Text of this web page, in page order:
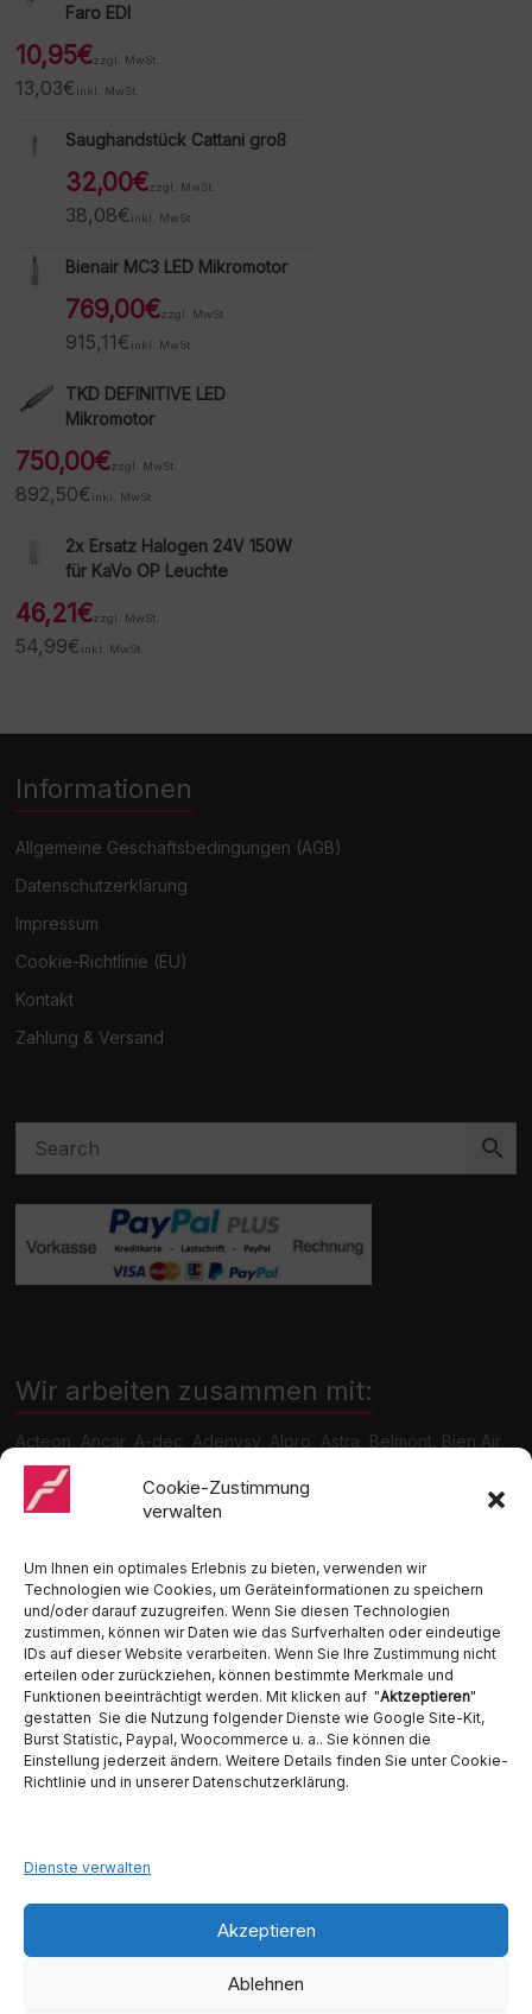
Cookie-Zustimmung
verwalten
Um Ihnen ein optimales Erlebnis zu bieten, verwenden wir
Technologien wie Cookies, um Geräteinformationen zu speichern
und/oder darauf zuzugreifen. Wenn Sie diesen Technologien
zustimmen, können wir Daten wie das Surfverhalten oder eindeutige
IDs auf dieser Website verarbeiten. Wenn Sie Ihre Zustimmung nicht
erteilen oder zurückziehen, können bestimmte Merkmale und
Funktionen beeinträchtigt werden. Mit klicken auf "Aktzeptieren"
gestatten Sie die Nutzung folgender Dienste wie Google Site-Kit,
Burst Statistic, Paypal, Woocommerce u. a.. Sie können die
Einstellung jederzeit ändern. Weitere Details finden Sie unter Cookie-
Richtlinie und in unserer Datenschutzerklärung.
Dienste verwalten
Akzeptieren
Ablehnen
Faro EDI
10,95€zzgl. MwSt.
13,03€ inkl. MwSt.
Saughandstück Cattani groß
32,00€zzgl. MwSt.
38,08€ inkl. MwSt.
Bienair MC3 LED Mikromotor
769,00€zzgl. MwSt.
915,11€ inkl. MwSt.
TKD DEFINITIVE LED
Mikromotor
750,00€zzgl. MwSt.
892,50€ inkl. MwSt.
2x Ersatz Halogen 24V 150W
für KaVo OP Leuchte
46,21€zzgl. MwSt.
54,99€ inkl. MwSt.
Informationen
Allgemeine Geschäftsbedingungen (AGB)
Datenschutzerklärung
Impressum
Cookie-Richtlinie (EU)
Kontakt
Zahlung & Versand
Wir arbeiten zusammen mit:
Acteon, Ancar, A-dec, Adenysy, Alpro, Astra, Belmont, Bien Air,
Cattani, Chirana, DCI, Dürr, ETI, Euronda, Faro, Gcomm, KaVo,
Medentex, Melag, Midmark, Metasys, MK-Dent, NSK, Ophardt
Hygiene, Ritter, Satelec, Scican, TKD, Velopex, u.v.m
Ambident GmbH
Dental Geräte Handel und Service
Neumannstraße 3B
Fax.: 030 54 83 72 85